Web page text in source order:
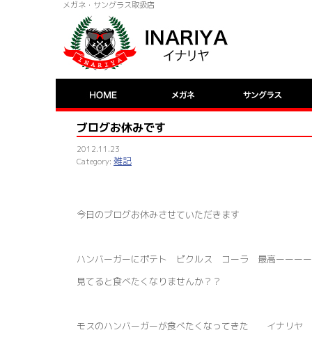
メガネ・サングラス取扱店
ブログお休みです
2012.11.23
雑記
今日のブログお休みさせていただきます
ハンバーガーにポテト ピクルス コーラ 最高ーーーー
見てると食べたくなりませんか？？
モスのハンバーガーが食べたくなってきた イナリヤ